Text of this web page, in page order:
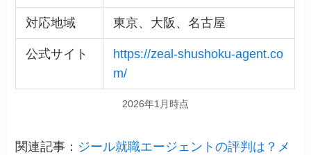
対応地域 東京、大阪、名古屋
公式サイト
https://zeal-shushoku-agent.co
m/
2026年1月時点
関連記事： ジール就職エージェントの評判は？メ